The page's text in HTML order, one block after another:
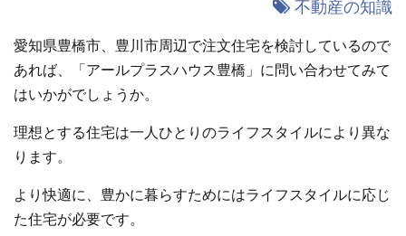
不動産の知識
愛知県豊橋市、豊川市周辺で注文住宅を検討しているので
あれば、「アールプラスハウス豊橋」に問い合わせてみて
はいかがでしょうか。
理想とする住宅は一人ひとりのライフスタイルにより異な
ります。
より快適に、豊かに暮らすためにはライフスタイルに応じ
た住宅が必要です。